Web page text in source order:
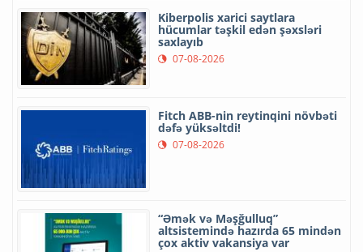
Kiberpolis xarici saytlara
hücumlar təşkil edən şəxsləri
saxlayıb
07-08-2026
Fitch ABB-nin reytinqini növbəti
dəfə yüksəltdi!
07-08-2026
“Əmək və Məşğulluq”
altsistemində hazırda 65 mindən
çox aktiv vakansiya var